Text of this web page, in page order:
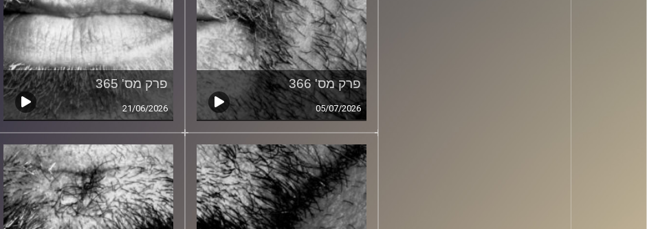
פרק מס' 366
05/07/2026
פרק מס' 365
21/06/2026